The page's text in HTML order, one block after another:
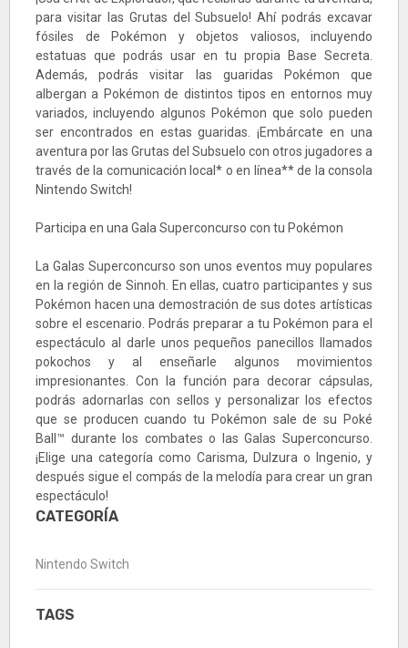
para visitar las Grutas del Subsuelo! Ahí podrás excavar
fósiles de Pokémon y objetos valiosos, incluyendo
estatuas que podrás usar en tu propia Base Secreta.
Además, podrás visitar las guaridas Pokémon que
albergan a Pokémon de distintos tipos en entornos muy
variados, incluyendo algunos Pokémon que solo pueden
ser encontrados en estas guaridas. ¡Embárcate en una
aventura por las Grutas del Subsuelo con otros jugadores a
través de la comunicación local* o en línea** de la consola
Nintendo Switch!
Participa en una Gala Superconcurso con tu Pokémon
La Galas Superconcurso son unos eventos muy populares
en la región de Sinnoh. En ellas, cuatro participantes y sus
Pokémon hacen una demostración de sus dotes artísticas
sobre el escenario. Podrás preparar a tu Pokémon para el
espectáculo al darle unos pequeños panecillos llamados
pokochos y al enseñarle algunos movimientos
impresionantes. Con la función para decorar cápsulas,
podrás adornarlas con sellos y personalizar los efectos
que se producen cuando tu Pokémon sale de su Poké
Ball™ durante los combates o las Galas Superconcurso.
¡Elige una categoría como Carisma, Dulzura o Ingenio, y
después sigue el compás de la melodía para crear un gran
espectáculo!
CATEGORÍA
Nintendo Switch
TAGS